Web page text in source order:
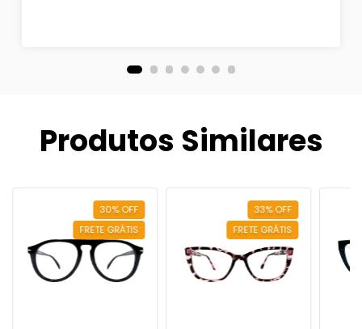
Produtos Similares
30%OFF
FRETE GRÁTIS
33%OFF
FRETE GRÁTIS